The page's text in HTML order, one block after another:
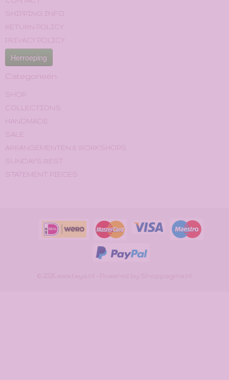
SHIPPING INFO
RETURN POLICY
PRIVACY POLICY
Herroeping
Categorieën
SHOP
COLLECTIONS
HANDMADE
SALE
ARRANGEMENTEN & WORKSHOPS
SUNDAY'S BEST
STATEMENT PIECES
© 2026 www.twys.nl - Powered by Shoppagina.nl